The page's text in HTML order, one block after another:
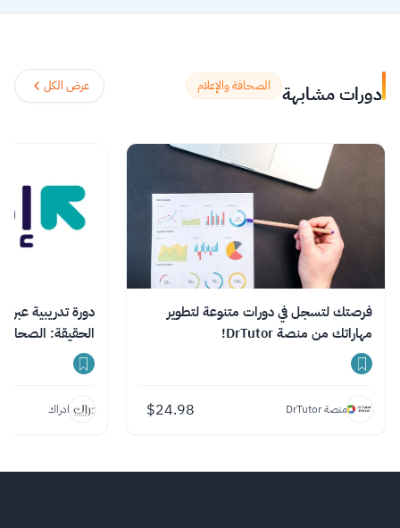
تحقيق الإمكانات الكاملة.
دورات مشابهة الصحافة والإعلام عرض الكل
فرصتك لتسجل في دورات متنوعة لتطوير
مهاراتك من منصة DrTutor!
منصة DrTutor $24.98
دورة تدريبية عبر
الحقيقة:
ادراك